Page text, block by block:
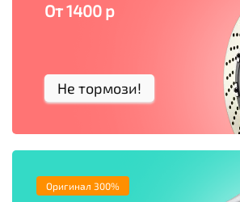
От 1400 р
Не тормози!
Оригинал 300%